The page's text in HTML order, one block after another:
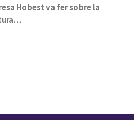
Hobest va fer sobre la